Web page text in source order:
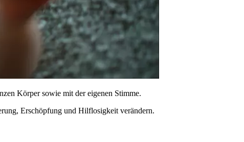
Körper sowie mit der eigenen Stimme.
Erschöpfung und Hilflosigkeit verändern.